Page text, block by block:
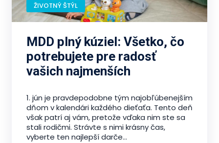
ŽIVOTNÝ ŠTÝL
MDD plný kúziel: Všetko, čo
potrebujete pre radosť
vašich najmenších
1. jún je pravdepodobne tým najobľúbenejším
dňom v kalendári každého dieťaťa. Tento deň
však patrí aj vám, pretože vďaka nim ste sa
stali rodičmi. Strávte s nimi krásny čas,
vyberte ten najlepší darče...